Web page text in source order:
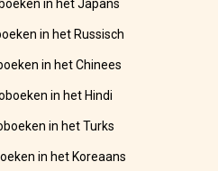
in het Japans
in het Russisch
in het Chinees
in het Hindi
in het Turks
in het Koreaans